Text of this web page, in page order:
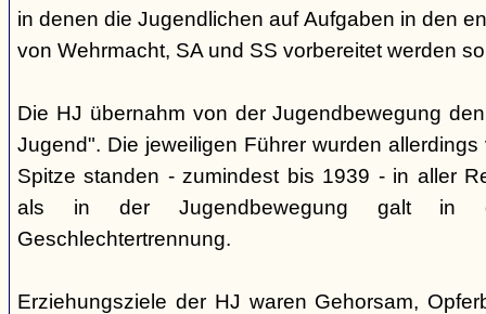
in denen die Jugendlichen auf Aufgaben in den
von Wehrmacht, SA und SS vorbereitet werden
Die HJ übernahm von der Jugendbewegung
Jugend". Die jeweiligen Führer wurden
Spitze standen - zumindest bis 1939 - in aller
als in der Jugendbewegung galt in
Geschlechtertrennung.
Erziehungsziele der HJ waren Gehorsam,